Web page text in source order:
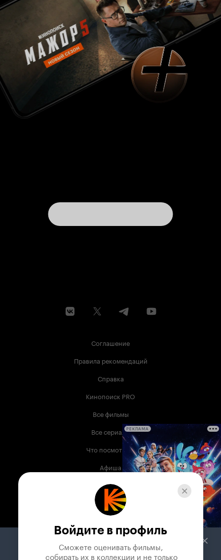
Соглашение
Правила рекомендаций
Справка
Кинопоиск PRO
Все фильмы
Все сериалы
Что посмотреть
Афиша
Музыка
Телепрограмма
Служба поддержки
РЕКЛАМА
Войдите в профиль
Сможете оценивать фильмы,
собирать их в коллекции и не только